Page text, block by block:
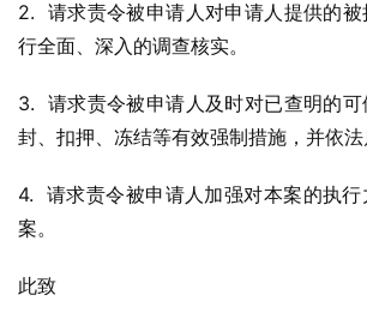
2.  请求责令被申请人对申请人提供的
行全面、深入的调查核实。
3.  请求责令被申请人及时对已查明的
封、扣押、冻结等有效强制措施，并依法
4.  请求责令被申请人加强对本案的执
案。
此致